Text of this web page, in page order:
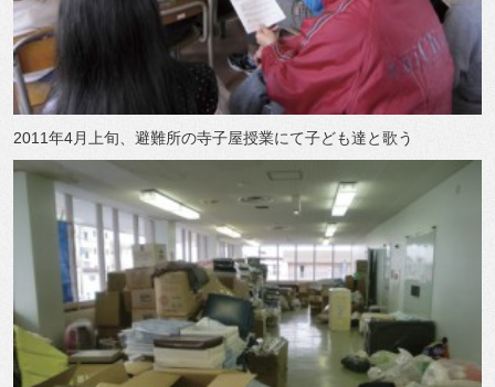
2011年4月上旬、避難所の寺子屋授業にて子ども達と歌う